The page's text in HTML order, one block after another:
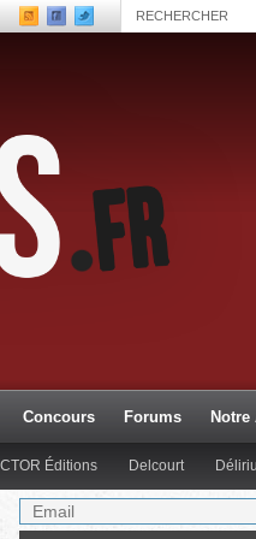
Concours Forums Notre
CTOR Éditions Delcourt
Comics